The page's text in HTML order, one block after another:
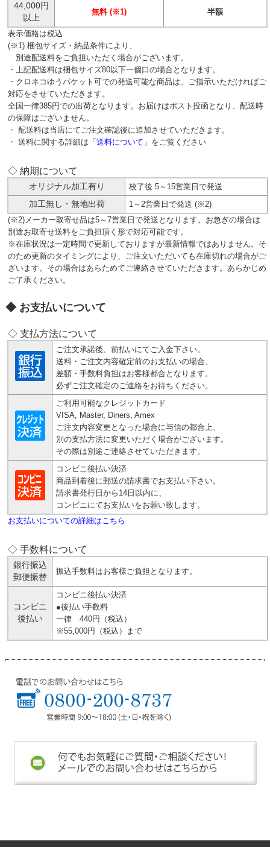
44,000円
以上
無料 (※1) 半額
表示価格は税込
(※1) 梱包サイズ・納品条件により、
別途配送料をご負担いただく場合がございます。
・上記配送料は梱包サイズ80以下一個口の場合となります。
・クロネコゆうパケット可での発送可能な商品は、ご指示いただければご
対応をさせていただきます。
全国一律385円での出荷となります。お届けはポスト投函となり、配送時
の保障はございません。
・ 配送料は当店にてご注文確認後に追加させていただきます。
・ 送料に関する詳細は 「送料について」 をご覧ください
◇ 納期について
オリジナル加工有り
校了後 5～15営業日で発送
加工無し・無地出荷
1～2営業日で発送 (※2)
(※2)メーカー取寄せ品は5～7営業日で発送となります。お急ぎの場合は
別途お取寄せ送料をご負担頂く形で対応可能です。
※在庫状況は一定時間で更新しておりますが最新情報ではありません。そ
のため更新のタイミングにより、ご注文いただいても在庫切れの場合がご
ざいます。その場合はあらためてご連絡させていただきます。あらかじめ
ご了承ください。
お支払いについて
◇ 支払方法について
ご注文承諾後、前払いにてご入金下さい。
送料・ご注文内容確定前のお支払いの場合、
差額・手数料負担はお客様都合となります。
必ずご注文確定のご連絡をお待ちください。
ご利用可能なクレジットカード
VISA, Master, Diners, Amex
ご注文内容変更となった場合に与信の都合上、
別の支払方法に変更いただく場合がございます。
その際は別途ご連絡させていただきます。
コンビニ後払い決済
商品到着後に郵送の請求書でお支払い下さい。
請求書発行日から14日以内に、
コンビニにてお支払いをお願い致します。
お支払いについての詳細はこちら
◇ 手数料について
銀行振込
郵便振替
振込手数料はお客様ご負担となります。
コンビニ
後払い
コンビニ後払い決済
●後払い手数料
一律 440円（税込）
※55,000円（税込）まで